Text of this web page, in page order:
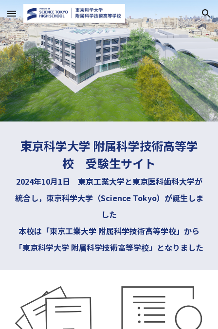
Skip to main content Skip to navigation
東京科学大学 附属科学技術高等学
校 受験生サイト
2024年10月1日 東京工業大学と東京医科歯科大学が
統合し，東京科学大学（Science Tokyo）が誕生しま
した
本校は「東京工業大学 附属科学技術高等学校」から
「東京科学大学 附属科学技術高等学校」 となりました